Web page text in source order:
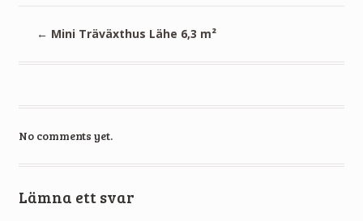
← Mini Träväxthus Lähe 6,3 m²
No comments yet.
Lämna ett svar